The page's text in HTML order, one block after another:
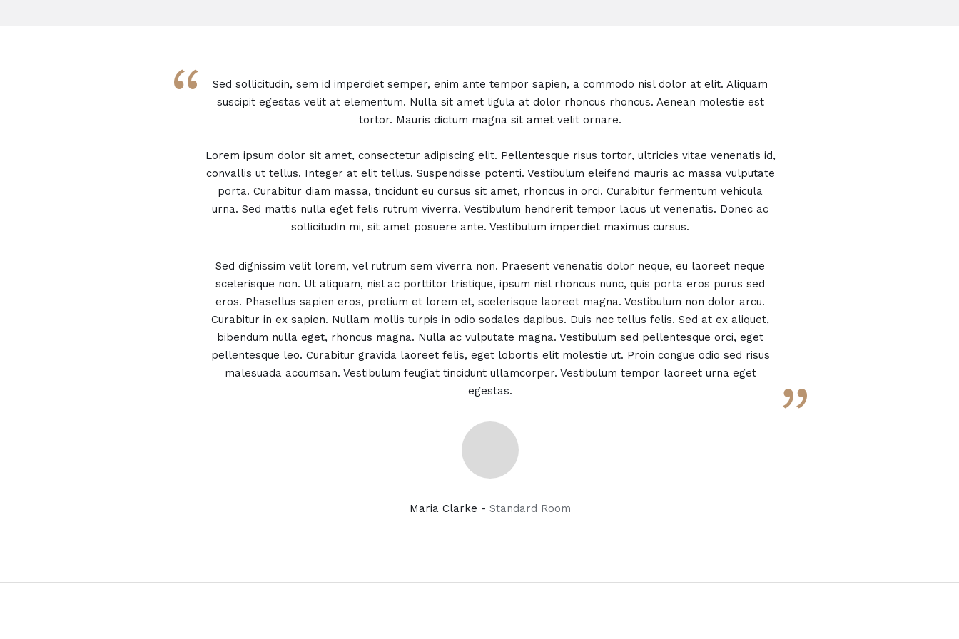
“
Sed sollicitudin, sem id imperdiet semper, enim ante tempor sapien, a commodo nisl dolor at elit. Aliquam
suscipit egestas velit at elementum. Nulla sit amet ligula at dolor rhoncus rhoncus. Aenean molestie est
tortor. Mauris dictum magna sit amet velit ornare.
Lorem ipsum dolor sit amet, consectetur adipiscing elit. Pellentesque risus tortor, ultricies vitae venenatis id,
convallis ut tellus. Integer at elit tellus. Suspendisse potenti. Vestibulum eleifend mauris ac massa vulputate
porta. Curabitur diam massa, tincidunt eu cursus sit amet, rhoncus in orci. Curabitur fermentum vehicula
urna. Sed mattis nulla eget felis rutrum viverra. Vestibulum hendrerit tempor lacus ut venenatis. Donec ac
sollicitudin mi, sit amet posuere ante. Vestibulum imperdiet maximus cursus.
Sed dignissim velit lorem, vel rutrum sem viverra non. Praesent venenatis dolor neque, eu laoreet neque
scelerisque non. Ut aliquam, nisl ac porttitor tristique, ipsum nisl rhoncus nunc, quis porta eros purus sed
eros. Phasellus sapien eros, pretium et lorem et, scelerisque laoreet magna. Vestibulum non dolor arcu.
Curabitur in ex sapien. Nullam mollis turpis in odio sodales dapibus. Duis nec tellus felis. Sed at ex aliquet,
bibendum nulla eget, rhoncus magna. Nulla ac vulputate magna. Vestibulum sed pellentesque orci, eget
pellentesque leo. Curabitur gravida laoreet felis, eget lobortis elit molestie ut. Proin congue odio sed risus
malesuada accumsan. Vestibulum feugiat tincidunt ullamcorper. Vestibulum tempor laoreet urna eget
egestas.
”
Maria Clarke - Standard Room